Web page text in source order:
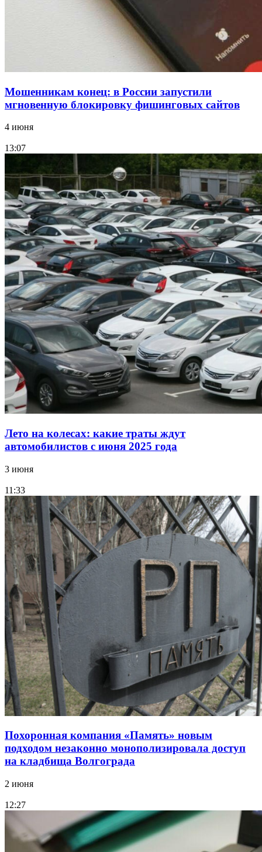
Мошенникам конец: в России запустили
мгновенную блокировку фишинговых сайтов
4 июня
13:07
Лето на колесах: какие траты ждут
автомобилистов с июня 2025 года
3 июня
11:33
Похоронная компания «Память» новым
подходом незаконно монополизировала доступ
на кладбища Волгограда
2 июня
12:27